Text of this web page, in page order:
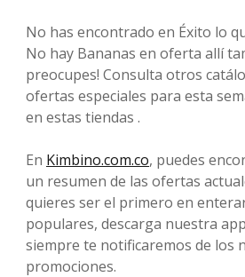
No has encontrado en Éxito lo
No hay Bananas en oferta allí
preocupes! Consulta otros
ofertas especiales para esta
en estas tiendas .
En Kimbino.com.co, puedes
un resumen de las ofertas
quieres ser el primero en
populares, descarga nuestra app
siempre te notificaremos de los
promociones.